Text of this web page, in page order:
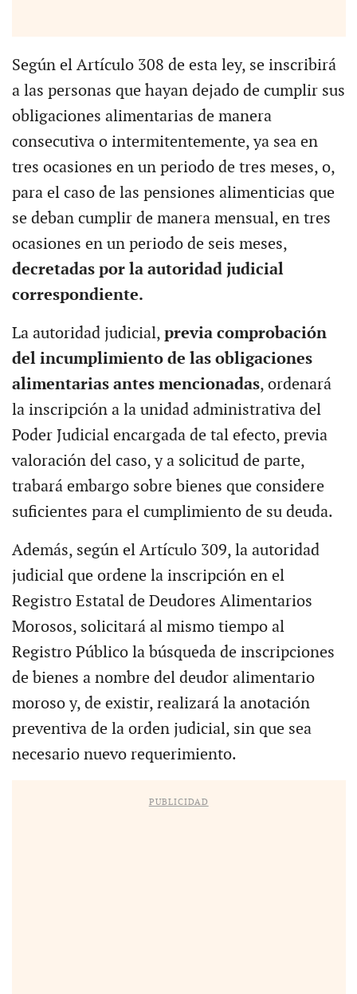
Según el Artículo 308 de esta ley, se inscribirá
a las personas que hayan dejado de cumplir sus
obligaciones alimentarias de manera
consecutiva o intermitentemente, ya sea en
tres ocasiones en un periodo de tres meses, o,
para el caso de las pensiones alimenticias que
se deban cumplir de manera mensual, en tres
ocasiones en un periodo de seis meses,
decretadas por la autoridad judicial
correspondiente.
La autoridad judicial, previa comprobación
del incumplimiento de las obligaciones
alimentarias antes mencionadas, ordenará
la inscripción a la unidad administrativa del
Poder Judicial encargada de tal efecto, previa
valoración del caso, y a solicitud de parte,
trabará embargo sobre bienes que considere
suficientes para el cumplimiento de su deuda.
Además, según el Artículo 309, la autoridad
judicial que ordene la inscripción en el
Registro Estatal de Deudores Alimentarios
Morosos, solicitará al mismo tiempo al
Registro Público la búsqueda de inscripciones
de bienes a nombre del deudor alimentario
moroso y, de existir, realizará la anotación
preventiva de la orden judicial, sin que sea
necesario nuevo requerimiento.
PUBLICIDAD